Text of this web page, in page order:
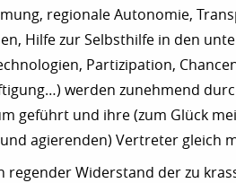
regionale Autonomie,
Hilfe zur Selbsthilfe in den
Partizipation,
werden zunehmend
geführt und ihre (zum Glück
agierenden) Vertreter gleich
regender Widerstand der zu